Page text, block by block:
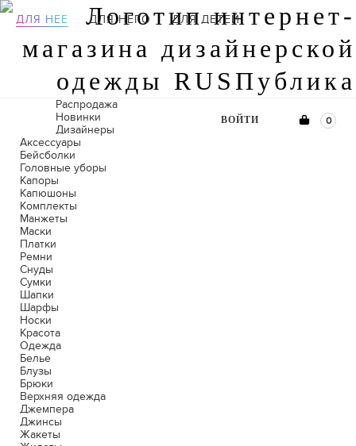
ДЛЯ НЕЕ ДЛЯ НЕГО ДЛЯ ДЕТЕЙ
0
ВОЙТИ
Распродажа
Новинки
Дизайнеры
Аксессуары
Бейсболки
Головные уборы
Капоры
Капюшоны
Комплекты
Манжеты
Маски
Платки
Ремни
Снуды
Сумки
Шапки
Шарфы
Носки
Красота
Одежда
Белье
Блузы
Брюки
Верхняя одежда
Джемпера
Джинсы
Жакеты